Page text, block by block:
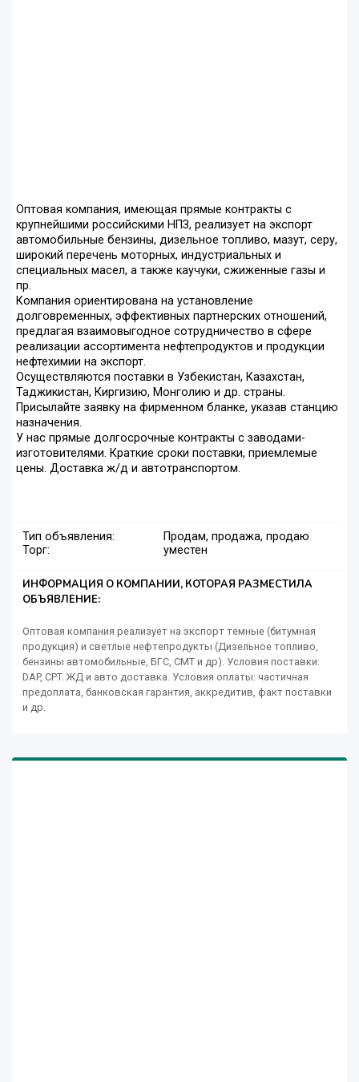
Оптовая компания, имеющая прямые контракты с
крупнейшими российскими НПЗ, реализует на экспорт
автомобильные бензины, дизельное топливо, мазут, серу,
широкий перечень моторных, индустриальных и
специальных масел, а также каучуки, сжиженные газы и
пр.
Компания ориентирована на установление
долговременных, эффективных партнерских отношений,
предлагая взаимовыгодное сотрудничество в сфере
реализации ассортимента нефтепродуктов и продукции
нефтехимии на экспорт.
Осуществляются поставки в Узбекистан, Казахстан,
Таджикистан, Киргизию, Монголию и др. страны.
Присылайте заявку на фирменном бланке, указав станцию
назначения.
У нас прямые долгосрочные контракты с заводами-
изготовителями. Краткие сроки поставки, приемлемые
цены. Доставка ж/д и автотранспортом.
Тип объявления:
Продам, продажа, продаю
Торг:
уместен
ИНФОРМАЦИЯ О КОМПАНИИ, КОТОРАЯ РАЗМЕСТИЛА
ОБЪЯВЛЕНИЕ:
Оптовая компания реализует на экспорт темные (битумная
продукция) и светлые нефтепродукты (Дизельное топливо,
бензины автомобильные, БГС, СМТ и др). Условия поставки:
DAP, CPT. ЖД и авто доставка. Условия оплаты: частичная
предоплата, банковская гарантия, аккредитив, факт поставки
и др.